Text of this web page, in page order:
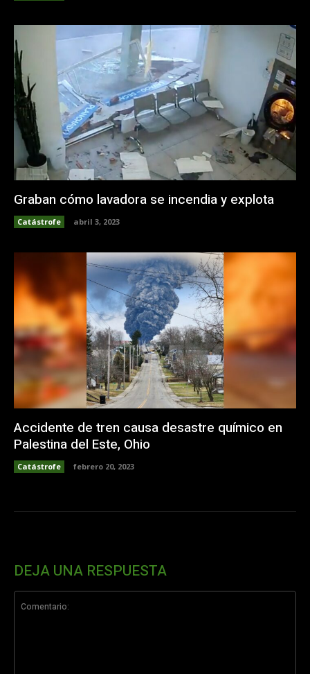
Graban cómo lavadora se incendia y explota
Catástrofe abril 3, 2023
Accidente de tren causa desastre químico en
Palestina del Este, Ohio
Catástrofe febrero 20, 2023
DEJA UNA RESPUESTA